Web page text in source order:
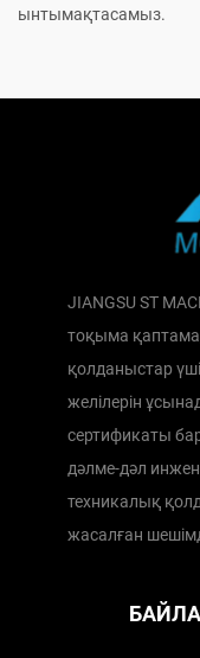
ынтымақтасамыз.
JIANGSU ST
тоқыма қаптама,
қолданыстар
желілерін
сертификаты
дәлме-дәл
техникалық
жасалған